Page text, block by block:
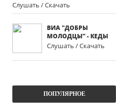
Слушать / Скачать
ВИА "ДОБРЫ
МОЛОДЦЫ" - КЕДЫ
Слушать / Скачать
ПОПУЛЯРНОЕ